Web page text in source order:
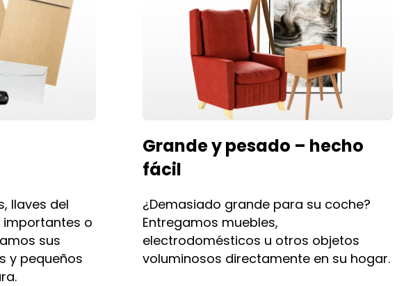
llaves del
o
sus
y pequeños
Grande y pesado – hecho
fácil
¿Demasiado grande para su coche?
Entregamos muebles,
electrodomésticos u otros objetos
voluminosos directamente en su hogar.